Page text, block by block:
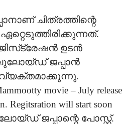
ചിത്രത്തിന്റെ
ഉടന്‍
ജപ്പാന്‍
movie – July release
Regitsration will start soon
ജപ്പാന്റെ പോസ്റ്റ്.